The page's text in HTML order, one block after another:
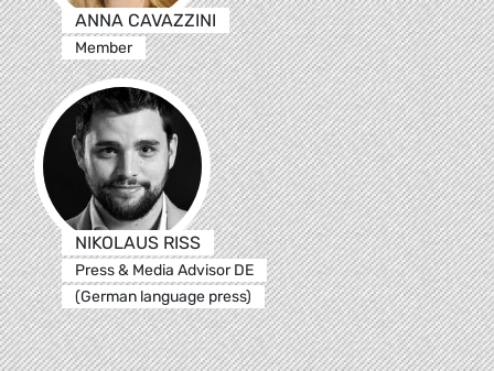
ANNA CAVAZZINI
Member
NIKOLAUS RISS
Press & Media Advisor DE
(German language press)